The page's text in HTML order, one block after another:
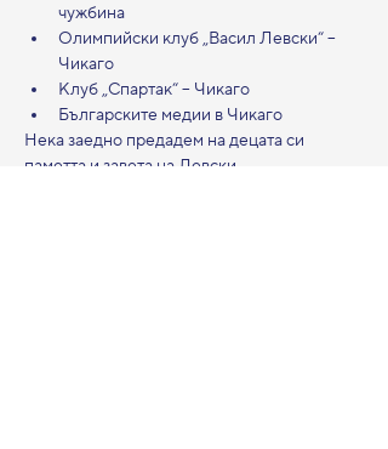
чужбина
Олимпийски клуб „Васил Левски“ –
Чикаго
Клуб „Спартак“ – Чикаго
Българските медии в Чикаго
Нека заедно предадем на децата си
паметта и завета на Левски.